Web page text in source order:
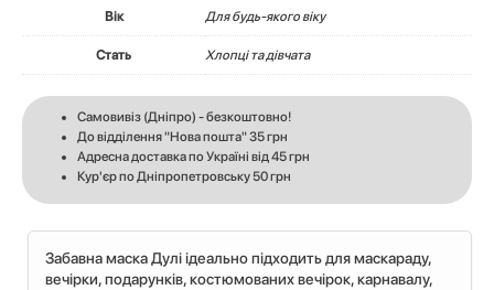
Вік Для будь-якого віку
Стать Хлопці та дівчата
Самовивіз (Дніпро) - безкоштовно!
До відділення "Нова пошта" 35 грн
Адресна доставка по Україні від 45 грн
Кур'єр по Дніпропетровську 50 грн
Забавна маска Дулі ідеально підходить для маскараду,
вечірки, подарунків, костюмованих вечірок, карнавалу,